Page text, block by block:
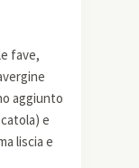
fave,
aggiunto
e
liscia e